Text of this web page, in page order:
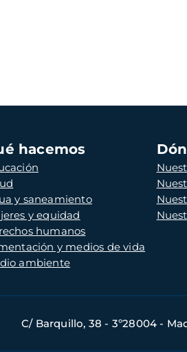
hacemos
y saneamiento
y equidad
humanos
y medios de vida
ambiente
C/ Barquillo, 38 - 3º28004 -